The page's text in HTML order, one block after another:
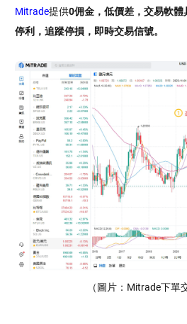
Mitrade提供0佣金，低價差，交易軟
停利，追蹤停損，即時交易信號。
（圖片：Mitrade下單